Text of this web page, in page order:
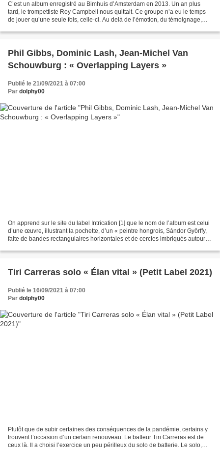
C’est un album enregistré au Bimhuis d’Amsterdam en 2013. Un an plus
tard, le trompettiste Roy Campbell nous quittait. Ce groupe n’a eu le temps
de jouer qu’une seule fois, celle-ci. Au delà de l’émotion, du témoignage,
Phil Gibbs, Dominic Lash, Jean-Michel Van
Schouwburg : « Overlapping Layers »
Publié le 21/09/2021 à 07:00
Par dolphy00
On apprend sur le site du label Intrication [1] que le nom de l’album est celui
d’une œuvre, illustrant la pochette, d’un « peintre hongrois, Sándor Györffy,
faite de bandes rectangulaires horizontales et de cercles imbriqués autour
Tiri Carreras solo « Élan vital » (Petit Label 2021)
Publié le 16/09/2021 à 07:00
Par dolphy00
Plutôt que de subir certaines des conséquences de la pandémie, certains y
trouvent l’occasion d’un certain renouveau. Le batteur Tiri Carreras est de
ceux là. Il a choisi l’exercice un peu périlleux du solo de batterie. Le solo,